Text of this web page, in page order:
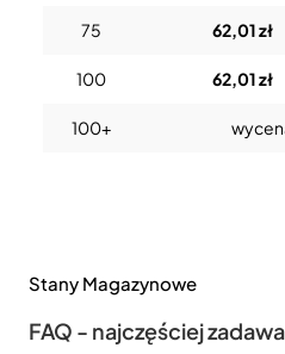
75 62,01 zł
100 62,01 zł
100+
Stany Magazynowe
FAQ - najczęściej